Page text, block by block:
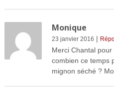
Monique
23 janvier 2016 |
Merci Chantal
combien ce temps
mignon séché ?